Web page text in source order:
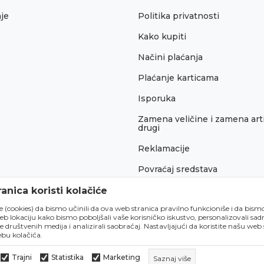
Politika privatnosti
Kako kupiti
Načini plaćanja
Plaćanje karticama
Isporuka
Zamena veličine i zamena
drugi
Reklamacije
Povraćaj sredstava
koristi kolačiće
(cookies) da bismo učinili da ova web stranica pravilno funkcioniše i da
lokaciju kako bismo poboljšali vaše korisničko iskustvo, personalizovali
društvenih medija i analizirali saobraćaj. Nastavljajući da koristite našu web
kolačića.
Trajni Statistika Marketing Saznaj više